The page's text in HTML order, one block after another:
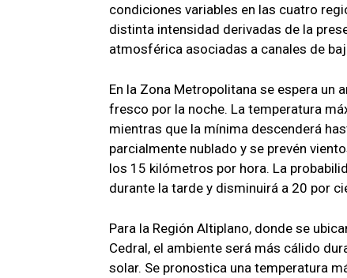
condiciones variables en las cuatro
distinta intensidad derivadas de la
atmosférica asociadas a canales de
En la Zona Metropolitana se espera un
fresco por la noche. La temperatura
mientras que la mínima descenderá
parcialmente nublado y se prevén
los 15 kilómetros por hora. La
durante la tarde y disminuirá a 20 por
Para la Región Altiplano, donde se
Cedral, el ambiente será más cálido
solar. Se pronostica una temperatura